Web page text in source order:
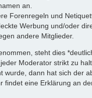
an.
Forenregeln und
Werbung und/oder
andere Mitglieder.
steht dies
Moderator strikt zu
wurde, dann hat sich der
findet eine Erklärung an